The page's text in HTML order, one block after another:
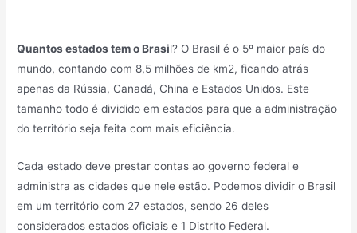
Quantos estados tem o Brasil? O Brasil é o 5º maior país do
mundo, contando com 8,5 milhões de km2, ficando atrás
apenas da Rússia, Canadá, China e Estados Unidos. Este
tamanho todo é dividido em estados para que a administração
do território seja feita com mais eficiência.
Cada estado deve prestar contas ao governo federal e
administra as cidades que nele estão. Podemos dividir o Brasil
em um território com 27 estados, sendo 26 deles
considerados estados oficiais e 1 Distrito Federal.